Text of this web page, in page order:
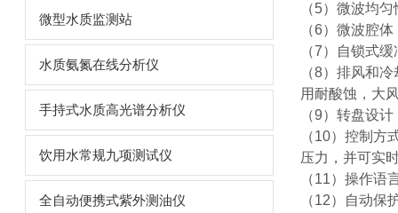
微型水质监测站
水质氨氮在线分析仪
手持式水质高光谱分析仪
饮用水常规九项测试仪
全自动便携式紫外测油仪
（5）微波均
（6）微波腔
（7）自锁式
（8）排风和
用耐酸蚀，大
（9）转盘设
（10）控制方
压力，并可实
（11）操作语
（12）自动保